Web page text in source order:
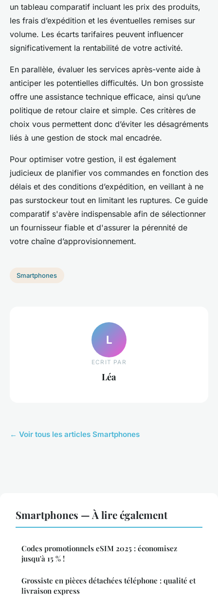
un tableau comparatif incluant les prix des produits,
les frais d’expédition et les éventuelles remises sur
volume. Les écarts tarifaires peuvent influencer
significativement la rentabilité de votre activité.
En parallèle, évaluer les services après-vente aide à
anticiper les potentielles difficultés. Un bon grossiste
offre une assistance technique efficace, ainsi qu’une
politique de retour claire et simple. Ces critères de
choix vous permettent donc d’éviter les désagréments
liés à une gestion de stock mal encadrée.
Pour optimiser votre gestion, il est également
judicieux de planifier vos commandes en fonction des
délais et des conditions d’expédition, en veillant à ne
pas surstockeur tout en limitant les ruptures. Ce guide
comparatif s'avère indispensable afin de sélectionner
un fournisseur fiable et d'assurer la pérennité de
votre chaîne d’approvisionnement.
Smartphones
L
ECRIT PAR
Léa
← Voir tous les articles Smartphones
Smartphones — À lire également
Codes promotionnels eSIM 2025 : économisez
jusqu'à 15 % !
Grossiste en pièces détachées téléphone : qualité et
livraison express